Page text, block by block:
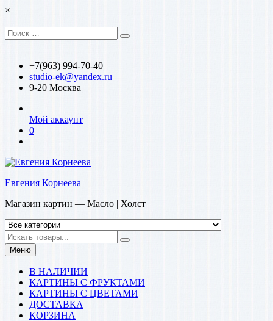
Перейти
содержимому
×
Искать:
Поиск
+7(963) 994-70-40
studio-ek@yandex.ru
9-20 Москва
Мой аккаунт
0
Евгения Корнеева
Магазин картин — Масло | Холст
Искать
Меню
В НАЛИЧИИ
КАРТИНЫ С ФРУКТАМИ
КАРТИНЫ С ЦВЕТАМИ
ДОСТАВКА
КОРЗИНА